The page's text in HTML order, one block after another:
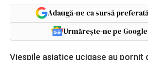
Adaugă-ne ca sursă
Urmărește-ne pe
Viespile asiatice ucigașe au pornit